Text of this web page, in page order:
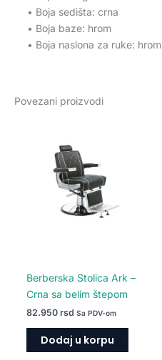
• Boja sedišta: crna
• Boja baze: hrom
• Boja naslona za ruke: hrom
Povezani proizvodi
Berberska Stolica Ark –
Crna sa belim štepom
82.950 rsd Sa PDV-om
Dodaj u korpu